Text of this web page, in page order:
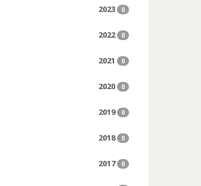
2023 0
2022 0
2021 0
2020 0
2019 0
2018 0
2017 0